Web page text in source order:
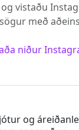
vistaðu
með
niður
og